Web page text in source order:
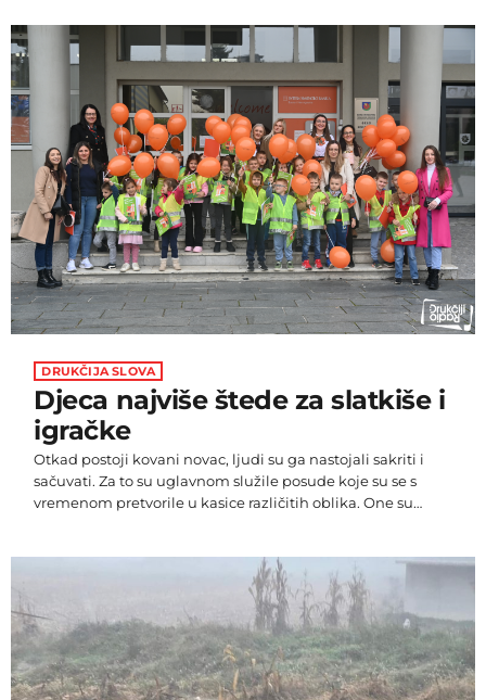
igračica i šest profesionalnih liga. Predsjednik UEFA-e
Aleksander Čeferin rekao je da će nova šestogodišnja
strategija postaviti temelje za otključavanje punog
potencijala ženskog nogometa te naglasio: "Dok ulazimo
u ovu uzbudljivu novu […]
DRUKČIJA SLOVA
Djeca najviše štede za slatkiše i
igračke
Otkad postoji kovani novac, ljudi su ga nastojali sakriti i
sačuvati. Za to su uglavnom služile posude koje su se s
vremenom pretvorile u kasice različitih oblika. One su
može s vremenom narasti u nešto znatno veće. Za djecu je
štednja u kasici najčešći način čuvanja novca. Jedna je od